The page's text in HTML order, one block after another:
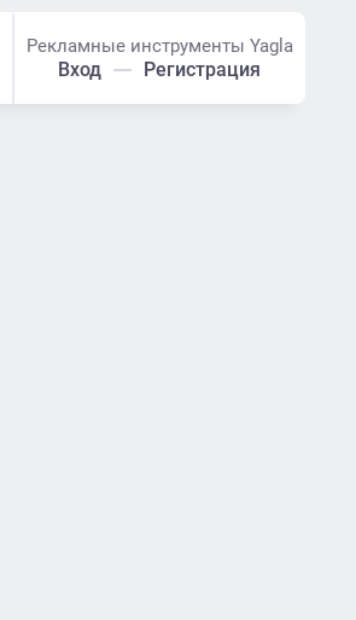
Рекламные инструменты Yagla
Вход Регистрация